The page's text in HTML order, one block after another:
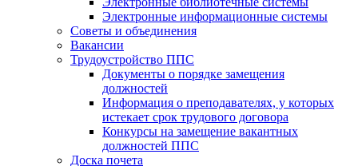
Электронные информационные системы
Советы и объединения
Вакансии
Трудоустройство ППС
Документы о порядке замещения
должностей
Информация о преподавателях, у которых
истекает срок трудового договора
Конкурсы на замещение вакантных
должностей ППС
Доска почета